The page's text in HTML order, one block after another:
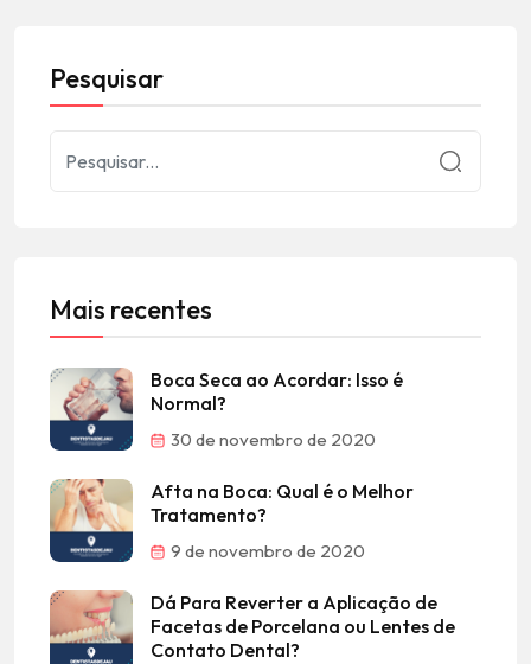
Pesquisar
Mais recentes
Boca Seca ao Acordar: Isso é
Normal?
30 de novembro de 2020
Afta na Boca: Qual é o Melhor
Tratamento?
9 de novembro de 2020
Dá Para Reverter a Aplicação de
Facetas de Porcelana ou Lentes de
Contato Dental?